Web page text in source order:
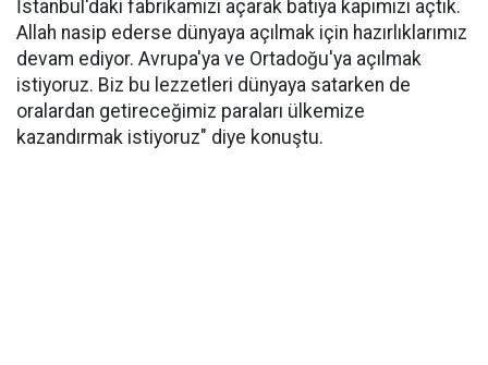
İstanbul'daki fabrikamızı açarak batıya kapımızı açtık.
Allah nasip ederse dünyaya açılmak için hazırlıklarımız
devam ediyor. Avrupa'ya ve Ortadoğu'ya açılmak
istiyoruz. Biz bu lezzetleri dünyaya satarken de
oralardan getireceğimiz paraları ülkemize
kazandırmak istiyoruz" diye konuştu.